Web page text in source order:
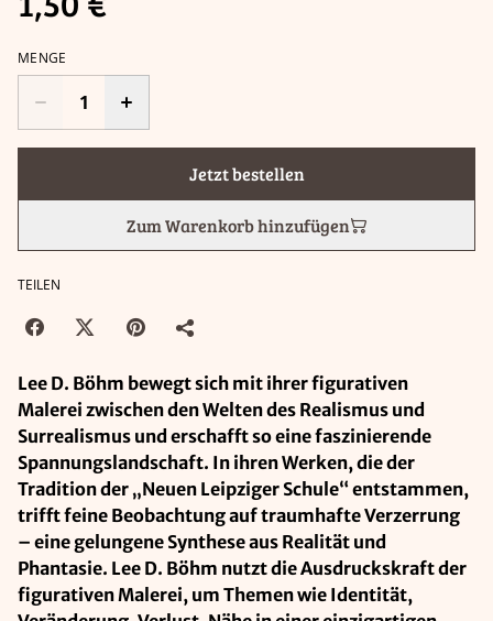
MENGE
Jetzt bestellen
Zum Warenkorb hinzufügen
TEILEN
Lee D. Böhm bewegt sich mit ihrer figurativen
Malerei zwischen den Welten des Realismus und
Surrealismus und erschafft so eine faszinierende
Spannungslandschaft. In ihren Werken, die der
Tradition der „Neuen Leipziger Schule“ entstammen,
trifft feine Beobachtung auf traumhafte Verzerrung
– eine gelungene Synthese aus Realität und
Phantasie. Lee D. Böhm nutzt die Ausdruckskraft der
figurativen Malerei, um Themen wie Identität,